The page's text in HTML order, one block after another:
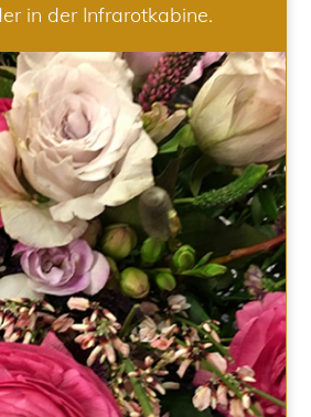
in der Infrarotkabine.